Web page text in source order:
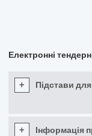
Електронні
+ Підстави для
+
Інформація